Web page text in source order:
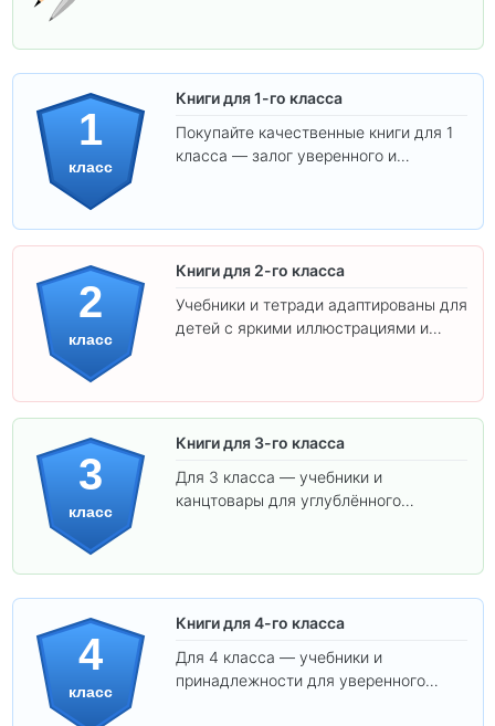
1
класс
Книги для 1-го класса
Покупайте качественные книги для 1
класса — залог уверенного и
2
класс
Книги для 2-го класса
Учебники и тетради адаптированы для
детей с яркими иллюстрациями и
3
класс
Книги для 3-го класса
Для 3 класса — учебники и
канцтовары для углублённого
4
класс
Книги для 4-го класса
Для 4 класса — учебники и
принадлежности для уверенного